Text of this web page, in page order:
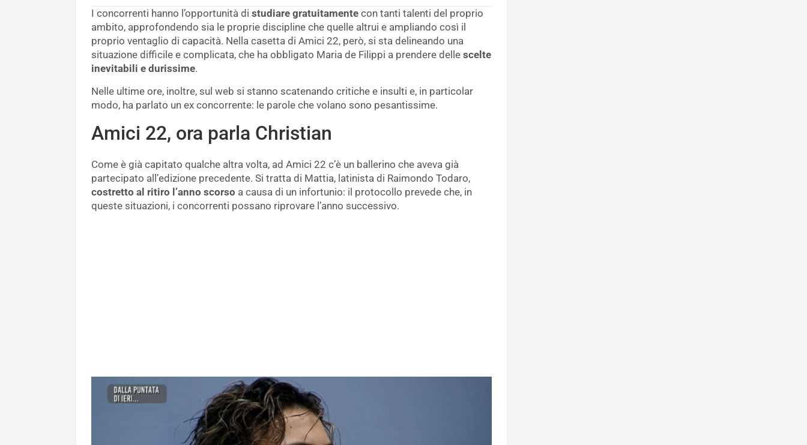
I concorrenti hanno l’opportunità di studiare gratuitamente con tanti talenti del proprio
ambito, approfondendo sia le proprie discipline che quelle altrui e ampliando così il
proprio ventaglio di capacità. Nella casetta di Amici 22, però, si sta delineando una
situazione difficile e complicata, che ha obbligato Maria de Filippi a prendere delle scelte
inevitabili e durissime.
Nelle ultime ore, inoltre, sul web si stanno scatenando critiche e insulti e, in particolar
modo, ha parlato un ex concorrente: le parole che volano sono pesantissime.
Amici 22, ora parla Christian
Come è già capitato qualche altra volta, ad Amici 22 c’è un ballerino che aveva già
partecipato all’edizione precedente. Si tratta di Mattia, latinista di Raimondo Todaro,
costretto al ritiro l’anno scorso a causa di un infortunio: il protocollo prevede che, in
queste situazioni, i concorrenti possano riprovare l’anno successivo.